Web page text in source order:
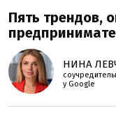
Пять трендов,
НИНА
у Google